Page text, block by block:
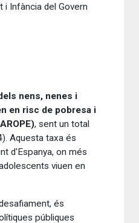
Infància del Govern
nens, nenes i
en risc de pobresa i
, sent un total
Aquesta taxa és
d'Espanya, on més
viuen en
és
públiques